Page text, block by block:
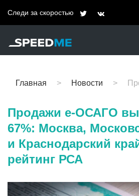
Следи за скоростью
Главная Новости Продажи е-
Продажи е-ОСАГО
67%: Москва,
и Краснодарский
рейтинг РСА